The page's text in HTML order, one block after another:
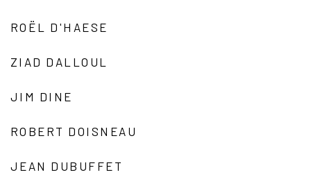
ROËL D'HAESE
ZIAD DALLOUL
JIM DINE
ROBERT DOISNEAU
JEAN DUBUFFET